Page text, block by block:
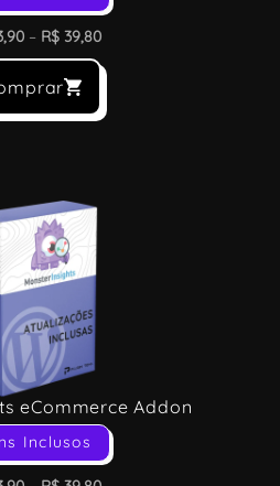
– R$ 39,80
eCommerce Addon
Inclusos